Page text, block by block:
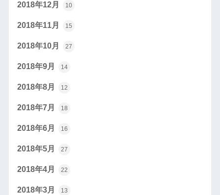
2018年12月 10
2018年11月 15
2018年10月 27
2018年9月 14
2018年8月 12
2018年7月 18
2018年6月 16
2018年5月 27
2018年4月 22
2018年3月 13